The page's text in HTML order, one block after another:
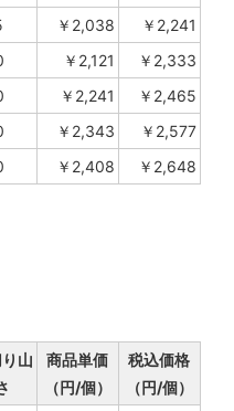
￥2,038
￥2,241
￥2,121
￥2,333
￥2,241
￥2,465
￥2,343
￥2,577
￥2,408
￥2,648
山
商品単価
（円/個）
税込価格
（円/個）